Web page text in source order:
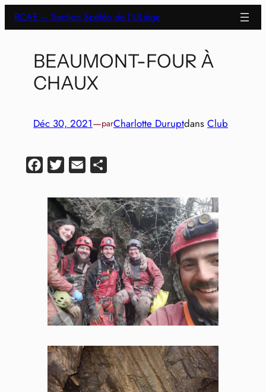
Aller
au
RCAE – Section Spéléo de l'ULiège
BEAUMONT-FOUR À
CHAUX
Déc 30, 2021—parCharlotte Duruptdans Club
Facebook
Twitter Email